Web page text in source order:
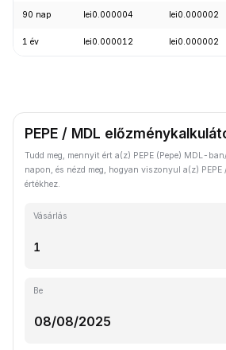
90 nap lei0.000004 lei0.000002
1 év lei0.000012 lei0.000002
PEPE / MDL
Tudd meg, mennyit ért a(z) PEPE (Pepe) MDL-
napon, és nézd meg, hogyan viszonyul a(z) PEPE
értékhez.
Vásárlás
Be